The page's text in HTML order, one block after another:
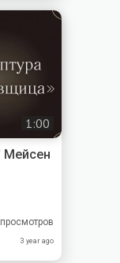
1:00
Мейсен
3 year ago